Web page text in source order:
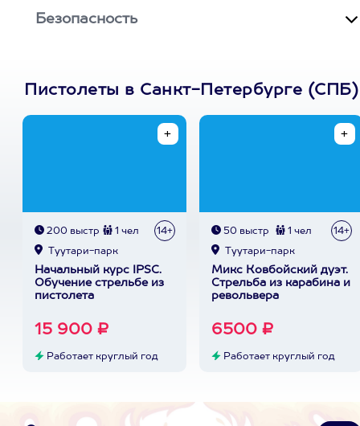
Безопасность
Пистолеты в Санкт-Петербурге (СПБ)
200 выстр 1 чел 14+
Туутари-парк
Начальный курс IPSC.
Обучение стрельбе из
пистолета
15 900 ₽
Работает круглый год
50 выстр 1 чел 14+
Туутари-парк
Микс Ковбойский дуэт.
Стрельба из карабина и
револьвера
6500 ₽
Работает круглый год